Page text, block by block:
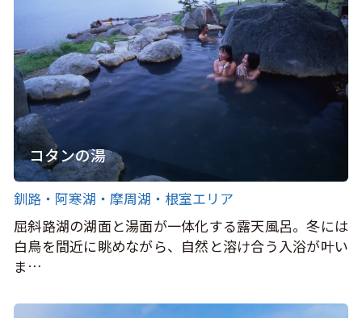
コタンの湯
釧路・阿寒湖・摩周湖・根室エリア
屈斜路湖の湖面と湯面が一体化する露天風呂。冬には
白鳥を間近に眺めながら、自然と溶け合う入浴が叶い
ま…